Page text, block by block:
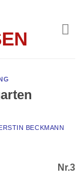
BECKMANN
Nr.3